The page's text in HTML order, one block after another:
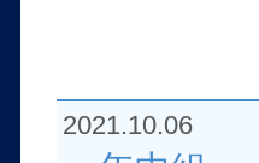
2021.10.06